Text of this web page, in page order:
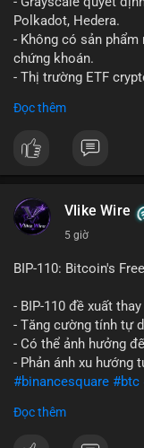
Polkadot, Hedera.
- Không có sản
chứng khoán.
- Thị trường ETF
#vlikevn #titanbot
📰 Nguồn: CoinDesk
Đọc thêm
Vlike Wire
5 giờ
BIP-110: Bitcoin's
- BIP-110 đề xuất
- Tăng cường tính tự
- Có thể ảnh hưởng
- Phản ánh xu hướng
#binancesquare #btc
$btc
Đọc thêm